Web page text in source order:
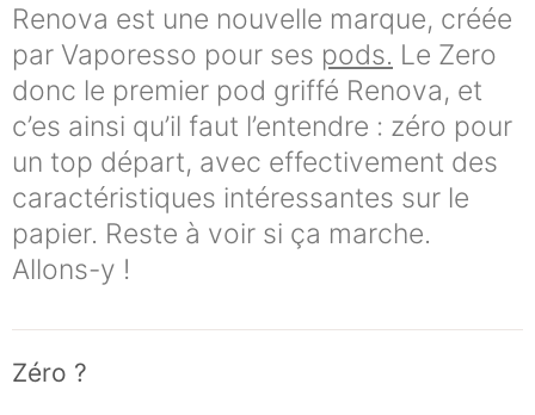
Renova est une nouvelle marque, créée
par Vaporesso pour ses pods. Le Zero
donc le premier pod griffé Renova, et
c’es ainsi qu’il faut l’entendre : zéro pour
un top départ, avec effectivement des
caractéristiques intéressantes sur le
papier. Reste à voir si ça marche.
Allons-y !
Zéro ?